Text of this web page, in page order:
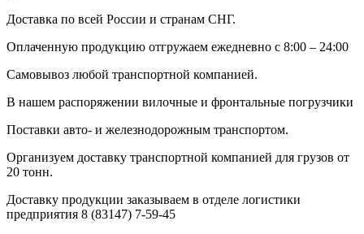
Доставка по всей России и странам СНГ.
Оплаченную продукцию отгружаем ежедневно с 8:00 – 24:00
Самовывоз любой транспортной компанией.
В нашем распоряжении вилочные и фронтальные погрузчики
Поставки авто- и железнодорожным транспортом.
Организуем доставку транспортной компанией для грузов от
20 тонн.
Доставку продукции заказываем в отделе логистики
предприятия 8 (83147) 7-59-45